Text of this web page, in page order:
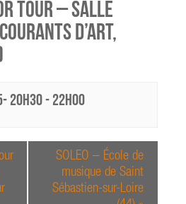
Tour – Salle
d’Art,
20h30- 22h00
SOLEO – École de
musique de Saint
Sébastien-sur-Loire